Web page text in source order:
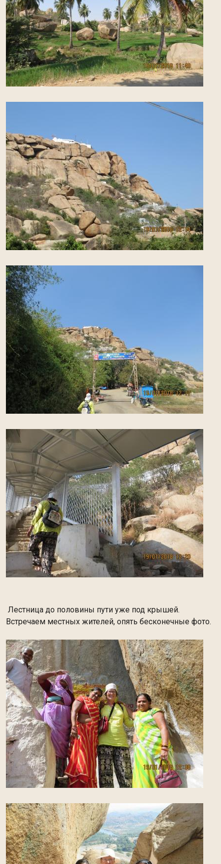
Лестница до половины пути уже под крышей.
Встречаем местных жителей, опять бесконечные фото.